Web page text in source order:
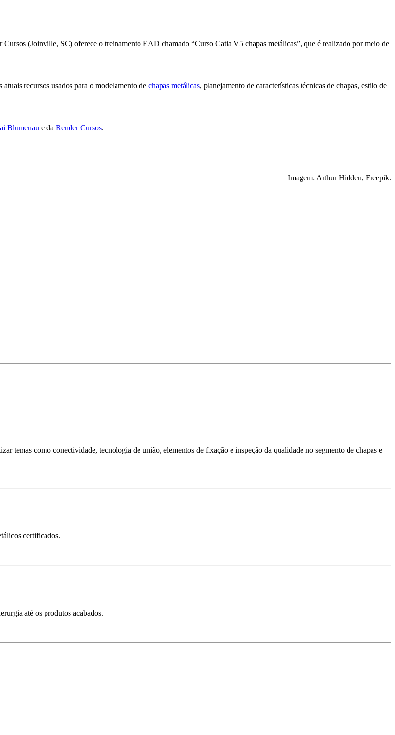
(Joinville, SC) oferece o treinamento EAD chamado “Curso Catia V5 chapas metálicas”, que é realizado por meio de
recursos usados para o modelamento de chapas metálicas, planejamento de características técnicas de chapas, estilo de
Blumenau e da Render Cursos.
Imagem: Arthur Hidden, Freepik.
temas como conectividade, tecnologia de união, elementos de fixação e inspeção da qualidade no segmento de chapas e
certificados.
até os produtos acabados.